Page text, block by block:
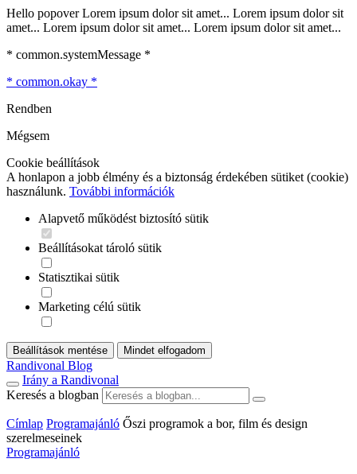
Hello popover Lorem ipsum dolor sit amet... Lorem ipsum dolor sit
amet... Lorem ipsum dolor sit amet... Lorem ipsum dolor sit amet...
* common.systemMessage *
* common.okay *
Rendben
Mégsem
Cookie beállítások
A honlapon a jobb élmény és a biztonság érdekében sütiket (cookie)
használunk. További információk
Alapvető működést biztosító sütik
Beállításokat tároló sütik
Statisztikai sütik
Marketing célú sütik
Beállítások mentése Mindet elfogadom
Randivonal Blog
Irány a Randivonal
Keresés a blogban
Címlap Programajánló Őszi programok a bor, film és design
szerelmeseinek
Programajánló